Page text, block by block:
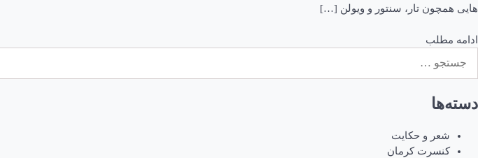
هایی همچون تار، سنتور و ویولن […]
ادامه مطلب
برای:
دسته‌ها
شعر و حکایت
کنسرت کرمان